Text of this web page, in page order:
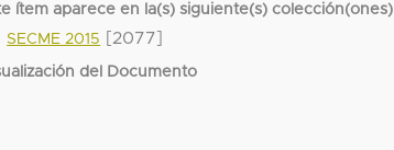
ítem aparece en la(s) siguiente(s) colección(ones)
SECME 2015
[2077]
del Documento